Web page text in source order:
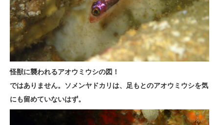
怪獣に襲われるアオウミウシの図！
ではありません。ソメンヤドカリは、足もとのアオウミウシを気
にも留めていないはず。